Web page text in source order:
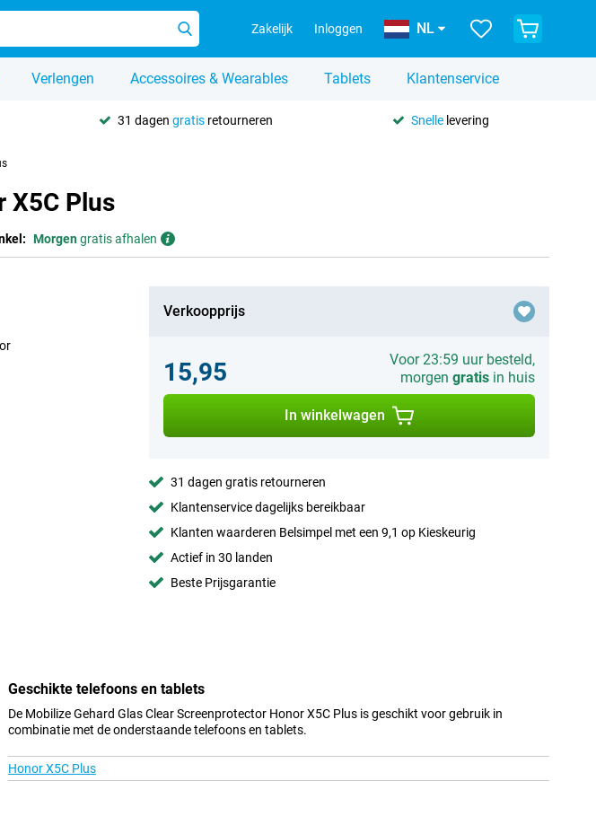
Zakelijk Inloggen NL
Verlengen Accessoires & Wearables Tablets Klantenservice
31 dagen gratisretourneren Snellelevering
X5C Plus
Morgengratis afhalen
Verkoopprijs
15,95
Voor 23:59 uur besteld,
morgen gratisin huis
In winkelwagen
31 dagen gratis retourneren
Klantenservice dagelijks bereikbaar
Klanten waarderen Belsimpel met een 9,1 op Kieskeurig
Actief in 30 landen
Beste Prijsgarantie
Geschikte telefoons en tablets
De Mobilize Gehard Glas Clear Screenprotector Honor X5C Plus is geschikt voor gebruik in
combinatie met de onderstaande telefoons en tablets.
Honor X5C Plus